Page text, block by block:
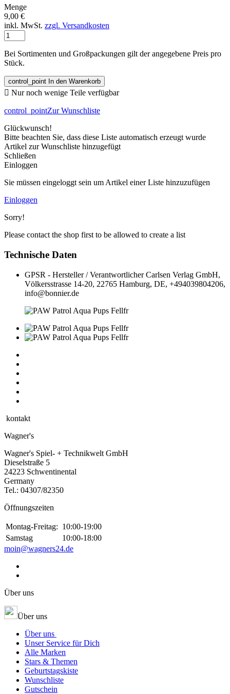
Menge
9,00 €
inkl. MwSt. zzgl. Versandkosten
Bei Sortimenten und Großpackungen gilt der angegebene Preis pro
Stück.
control_point In den Warenkorb
 Nur noch wenige Teile verfügbar
control_pointZur Wunschliste
Glückwunsch!
Bitte beachten Sie, dass diese Liste automatisch erzeugt wurde
Artikel zur Wunschliste hinzugefügt
Schließen
Einloggen
Sie müssen eingeloggt sein um Artikel einer Liste hinzuzufügen
Einloggen
Sorry!
Please contact the shop first to be allowed to create a list
Technische Daten
GPSR - Hersteller / Verantwortlicher Carlsen Verlag GmbH,
Völkersstrasse 14-20, 22765 Hamburg, DE, +494039804206,
info@bonnier.de
kontakt
Wagner's
Wagner's Spiel- + Technikwelt GmbH
Dieselstraße 5
24223 Schwentinental
Germany
Tel.: 04307/82350
Öffnungszeiten
Montag-Freitag: 10:00-19:00
Samstag
10:00-18:00
moin@wagners24.de
Über uns
Über uns
Über uns
Unser Service für Dich
Alle Marken
Stars & Themen
Geburtstagskiste
Wunschliste
Gutschein